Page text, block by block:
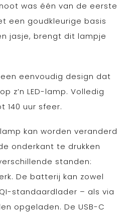
is:
€ 119,00.
was één van de eerste
een goudkleurige basis
jasje, brengt dit lampje
eenvoudig design dat
z’n LED-lamp. Volledig
140 uur sfeer.
kan worden veranderd
onderkant te drukken
standen:
De batterij kan zowel
standaardlader – als via
opgeladen. De USB-C